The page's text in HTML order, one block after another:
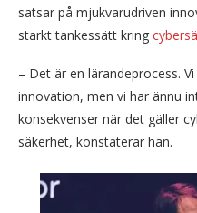
satsar på mjukvarudriven
starkt tankessätt kring
– Det är en lärandeprocess.
innovation, men vi har ännu
konsekvenser när det gäller
säkerhet, konstaterar han.